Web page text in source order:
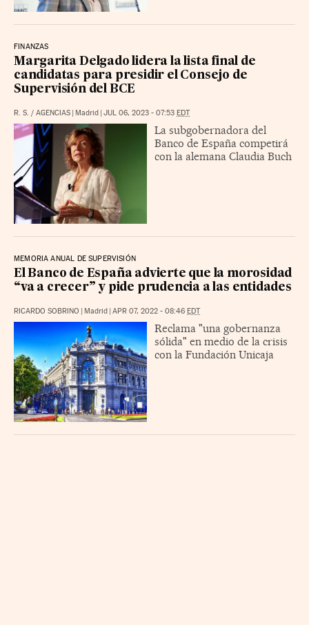
FINANZAS
Margarita Delgado lidera la lista final de
candidatas para presidir el Consejo de
Supervisión del BCE
R. S. / AGENCIAS | Madrid | JUL 06, 2023 - 07:53 EDT
La subgobernadora del
Banco de España competirá
con la alemana Claudia Buch
MEMORIA ANUAL DE SUPERVISIÓN
El Banco de España advierte que la morosidad
“va a crecer” y pide prudencia a las entidades
RICARDO SOBRINO | Madrid | APR 07, 2022 - 08:46 EDT
Reclama "una gobernanza
sólida" en medio de la crisis
con la Fundación Unicaja